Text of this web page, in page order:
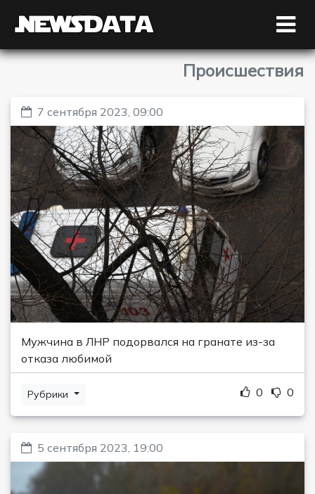
Происшествия
7 сентября 2023, 09:00
Мужчина в ЛНР подорвался на гранате из-за
отказа любимой
Рубрики 0 0
5 сентября 2023, 19:00